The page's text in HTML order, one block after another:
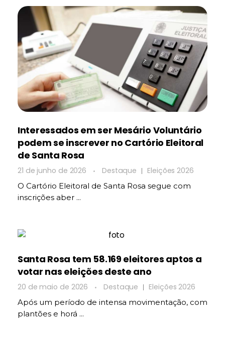
Interessados em ser Mesário Voluntário
podem se inscrever no Cartório Eleitoral
de Santa Rosa
21 de junho de 2026 Destaque Eleições 2026
O Cartório Eleitoral de Santa Rosa segue com
inscrições aber ...
Santa Rosa tem 58.169 eleitores aptos a
votar nas eleições deste ano
20 de maio de 2026 Destaque Eleições 2026
Após um período de intensa movimentação, com
plantões e horá ...